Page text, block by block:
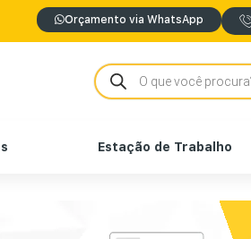
Orçamento via WhatsApp
Estação de Trabalho